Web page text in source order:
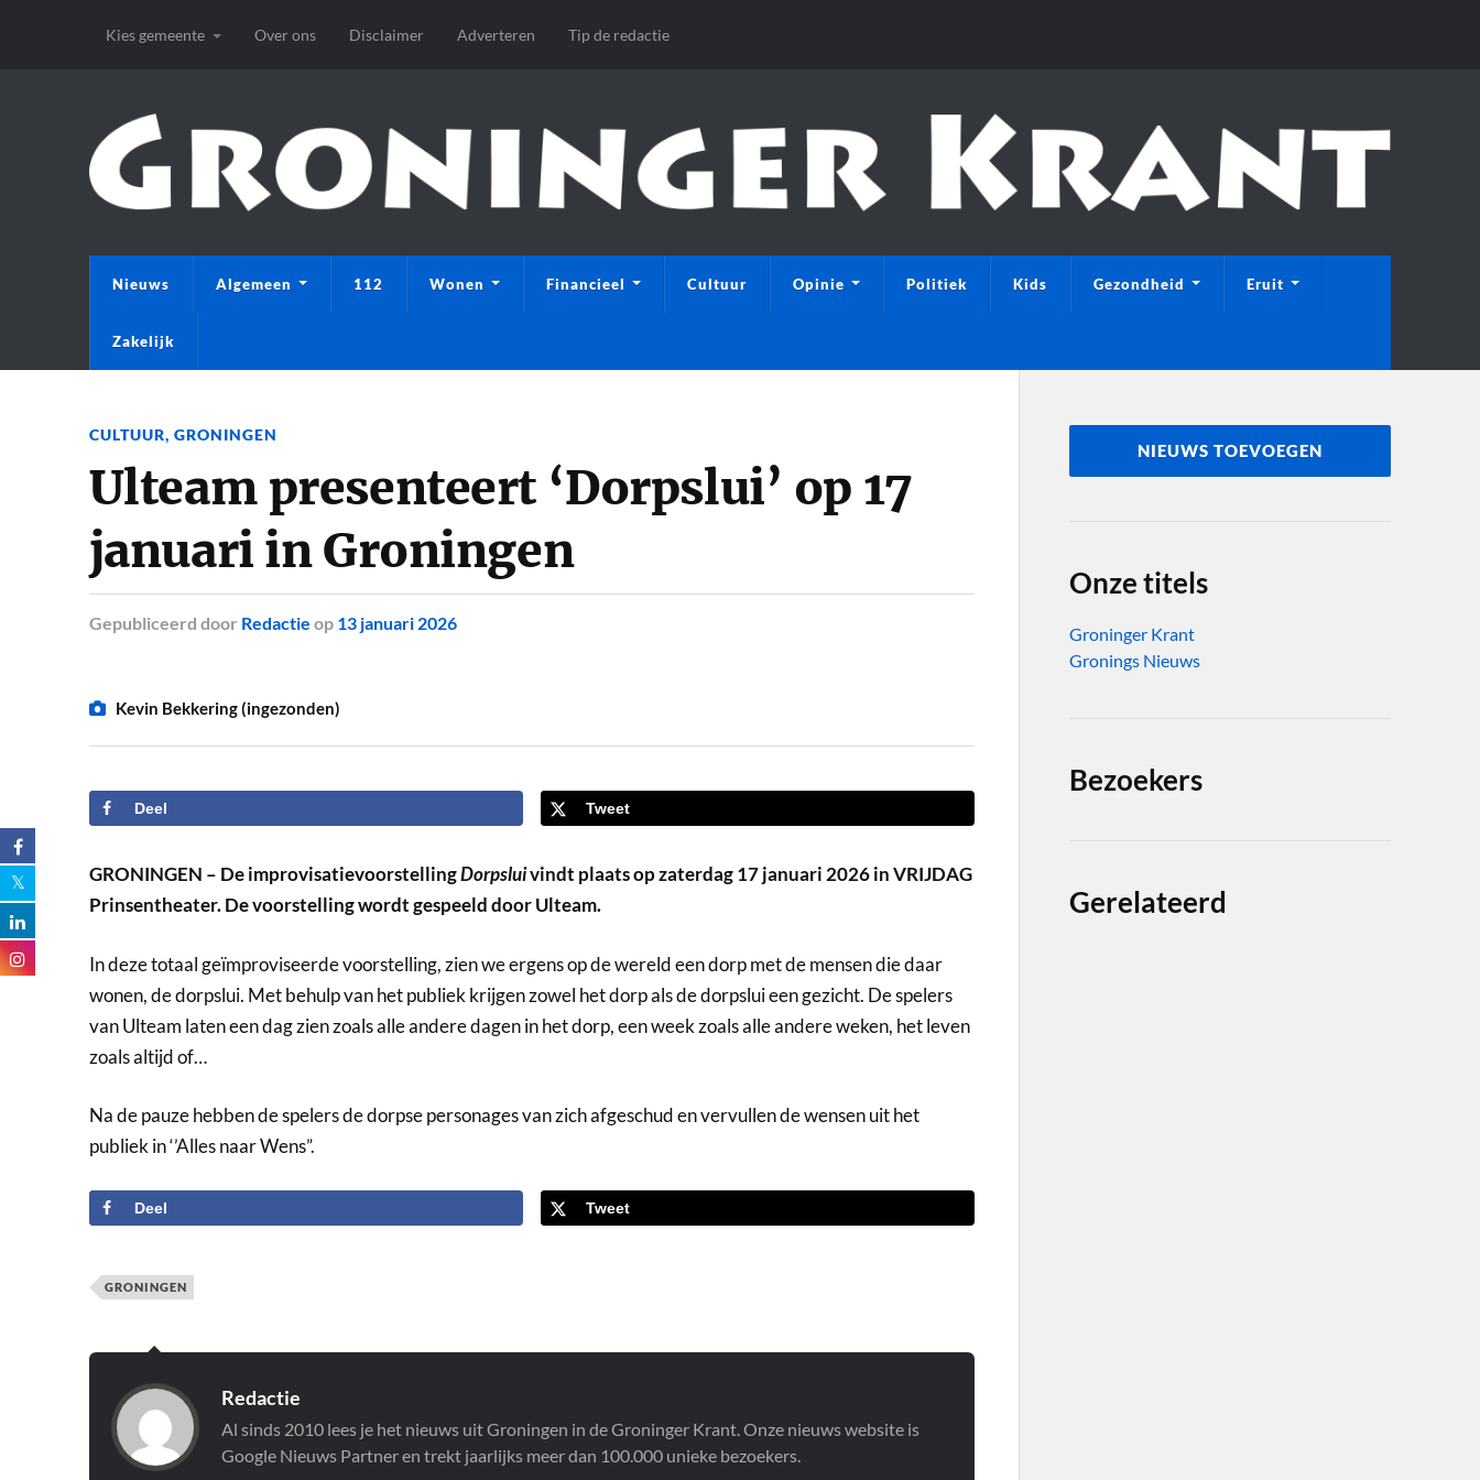
Kies gemeente Over ons Disclaimer Adverteren Tip de redactie
Nieuws Algemeen 112 Wonen Financieel Cultuur Opinie Politiek Kids Gezondheid Eruit
Zakelijk
CULTUUR, GRONINGEN
Ulteam presenteert ‘Dorpslui’ op 17
januari in Groningen
Gepubliceerd door Redactie op 13 januari 2026
Kevin Bekkering (ingezonden)
Deel Tweet
GRONINGEN – De improvisatievoorstellingDorpsluivindt plaats op zaterdag 17 januari 2026 in VRIJDAG
Prinsentheater. De voorstelling wordt gespeeld door Ulteam.
In deze totaal geïmproviseerde voorstelling, zien we ergens op de wereld een dorp met de mensen die daar
wonen, de dorpslui. Met behulp van het publiek krijgen zowel het dorp als de dorpslui een gezicht. De spelers
van Ulteam laten een dag zien zoals alle andere dagen in het dorp, een week zoals alle andere weken, het leven
zoals altijd of…
Na de pauze hebben de spelers de dorpse personages van zich afgeschud en vervullen de wensen uit het
publiek in ‘’Alles naar Wens”.
Deel Tweet
GRONINGEN
Redactie
Al sinds 2010 lees je het nieuws uit Groningen in de Groninger Krant. Onze nieuws website is
Google Nieuws Partner en trekt jaarlijks meer dan 100.000 unieke bezoekers.
NIEUWS TOEVOEGEN
Onze titels
Groninger Krant
Gronings Nieuws
Bezoekers
Gerelateerd